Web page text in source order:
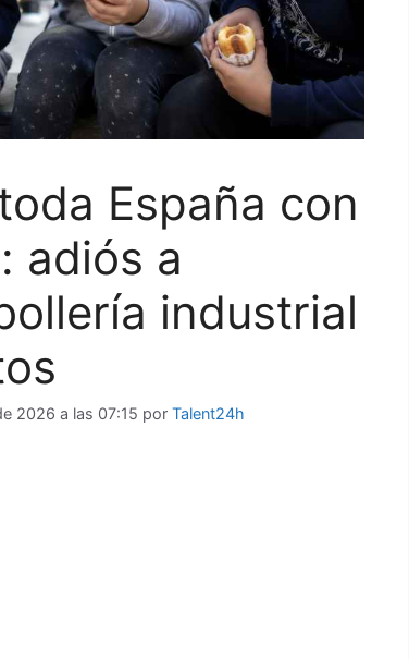
España con
adiós a
industrial
2026 a las 07:15 por Talent24h